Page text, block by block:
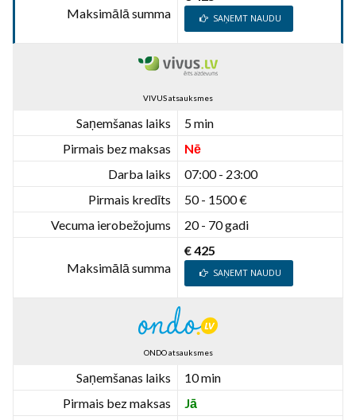
Maksimālā summa SAŅEMT NAUDU
VIVUS atsauksmes
Saņemšanas laiks
5 min
Pirmais bez maksas
Nē
Darba laiks
07:00 - 23:00
Pirmais kredīts
50 - 1500 €
Vecuma ierobežojums
20 - 70 gadi
Maksimālā summa
€ 425
SAŅEMT NAUDU
ONDO atsauksmes
Saņemšanas laiks
10 min
Pirmais bez maksas
Jā